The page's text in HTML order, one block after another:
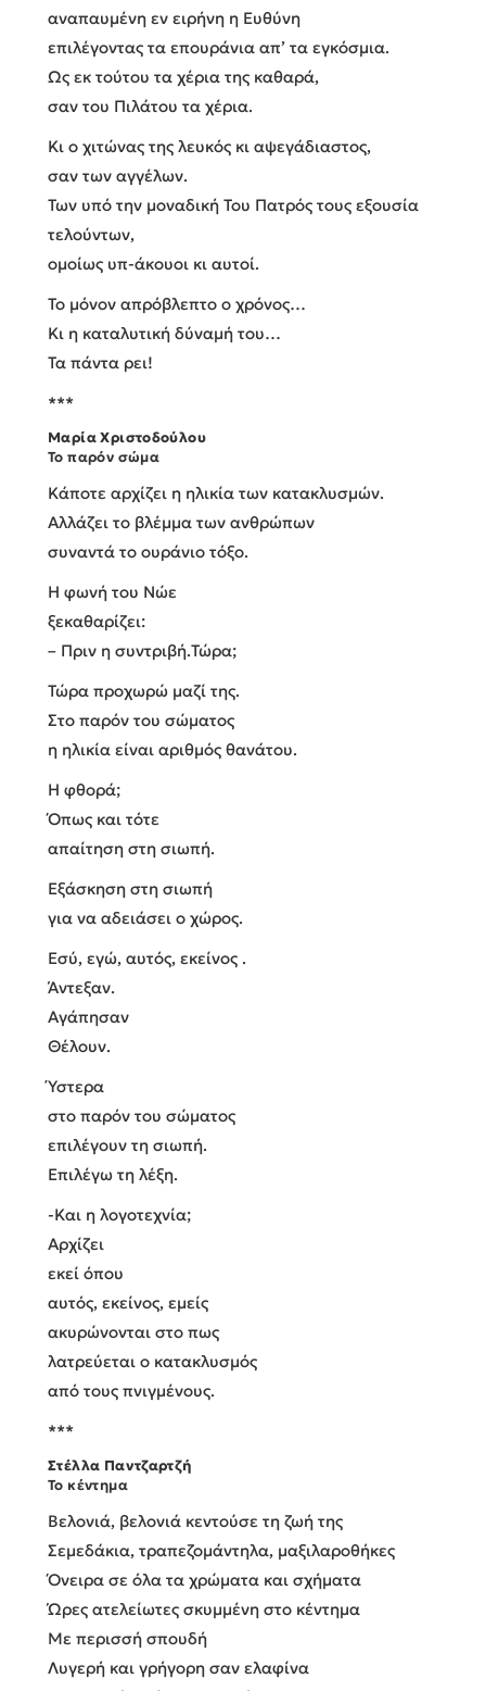
αναπαυμένη εν ειρήνη η Ευθύνη
επιλέγοντας τα επουράνια απ’ τα εγκόσμια.
Ως εκ τούτου τα χέρια της καθαρά,
σαν του Πιλάτου τα χέρια.
Κι ο χιτώνας της λευκός κι αψεγάδιαστος,
σαν των αγγέλων.
Των υπό την μοναδική Του Πατρός τους εξουσία
τελούντων,
ομοίως υπ-άκουοι κι αυτοί.
Το μόνον απρόβλεπτο ο χρόνος…
Κι η καταλυτική δύναμή του…
Τα πάντα ρει!
***
Μαρία Χριστοδούλου
Το παρόν σώμα
Κάποτε αρχίζει η ηλικία των κατακλυσμών.
Αλλάζει το βλέμμα των ανθρώπων
συναντά το ουράνιο τόξο.
Η φωνή του Νώε
ξεκαθαρίζει:
– Πριν η συντριβή.Τώρα;
Τώρα προχωρώ μαζί της.
Στο παρόν του σώματος
η ηλικία είναι αριθμός θανάτου.
Η φθορά;
Όπως και τότε
απαίτηση στη σιωπή.
Εξάσκηση στη σιωπή
για να αδειάσει ο χώρος.
Εσύ, εγώ, αυτός, εκείνος .
Άντεξαν.
Αγάπησαν
Θέλουν.
Ύστερα
στο παρόν του σώματος
επιλέγουν τη σιωπή.
Επιλέγω τη λέξη.
-Και η λογοτεχνία;
Αρχίζει
εκεί όπου
αυτός, εκείνος, εμείς
ακυρώνονται στο πως
λατρεύεται ο κατακλυσμός
από τους πνιγμένους.
***
Στέλλα Παντζαρτζή
Το κέντημα
Βελονιά, βελονιά κεντούσε τη ζωή της
Σεμεδάκια, τραπεζομάντηλα, μαξιλαροθήκες
Όνειρα σε όλα τα χρώματα και σχήματα
Ώρες ατελείωτες σκυμμένη στο κέντημα
Με περισσή σπουδή
Λυγερή και γρήγορη σαν ελαφίνα